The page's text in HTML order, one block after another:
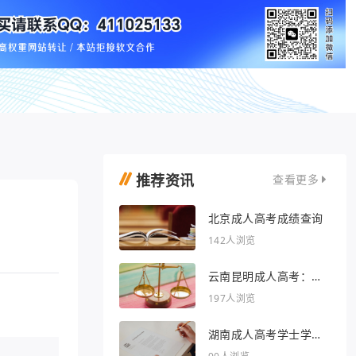
推荐资讯 查看更多
北京成人高考成绩查询
142人浏览
云南昆明成人高考：开
启人生新篇章
197人浏览
湖南成人高考学士学位
外语行业文章